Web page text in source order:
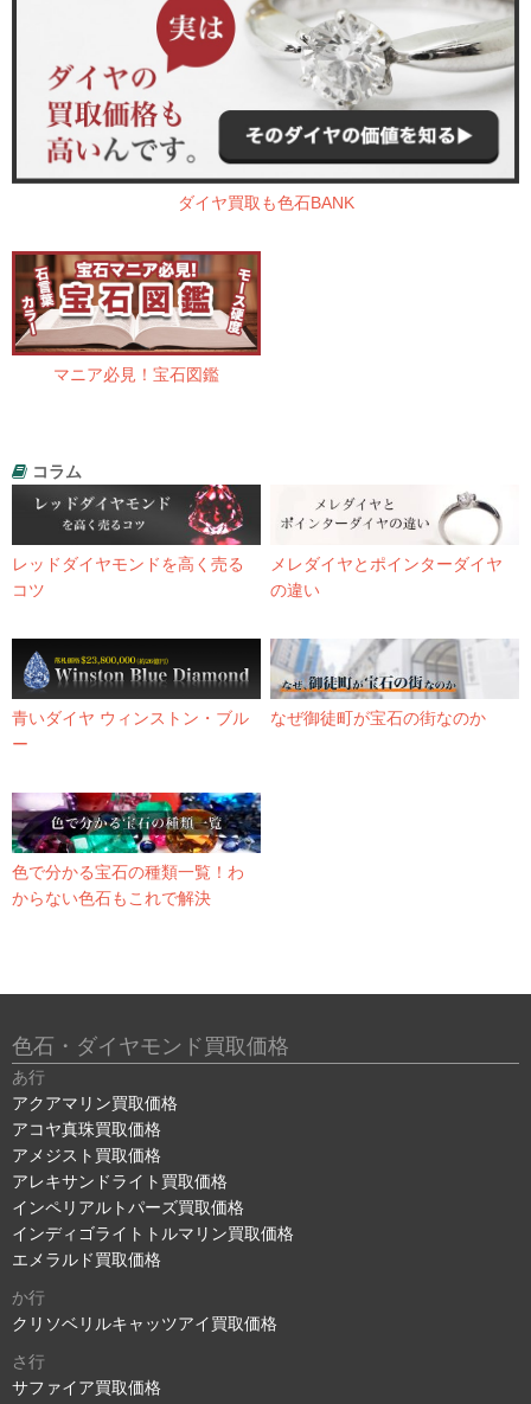
ダイヤ買取も色石BANK
マニア必見！宝石図鑑
コラム
レッドダイヤモンドを高く売る
コツ
メレダイヤとポインターダイヤ
の違い
青いダイヤ ウィンストン・ブル
ー
なぜ御徒町が宝石の街なのか
色で分かる宝石の種類一覧！わ
からない色石もこれで解決
色石・ダイヤモンド買取価格
あ行
アクアマリン買取価格
アコヤ真珠買取価格
アメジスト買取価格
アレキサンドライト買取価格
インペリアルトパーズ買取価格
インディゴライトトルマリン買取価格
エメラルド買取価格
か行
クリソベリルキャッツアイ買取価格
さ行
サファイア買取価格